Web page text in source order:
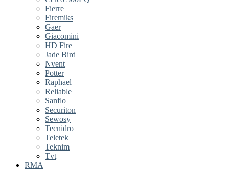
Fierre
Firemiks
Gaer
Giacomini
HD Fire
Jade Bird
Nvent
Potter
Raphael
Reliable
Sanflo
Securiton
Sewosy
Tecnidro
Teletek
Teknim
Tvt
RMA